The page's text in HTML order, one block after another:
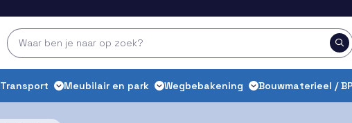
Transport Meubilair en park Wegbebakening Bouwmaterieel /